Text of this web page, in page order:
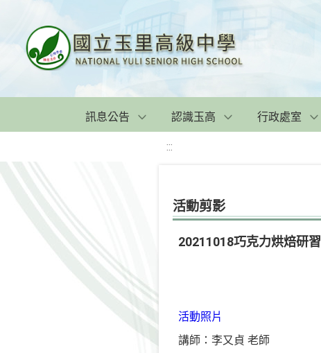
訊息公告 認識玉高 行政處室
:::
活動剪影
20211018巧克力烘焙研習
活動照片
講師：李又貞 老師